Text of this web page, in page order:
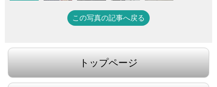
この写真の記事へ戻る
トップページ